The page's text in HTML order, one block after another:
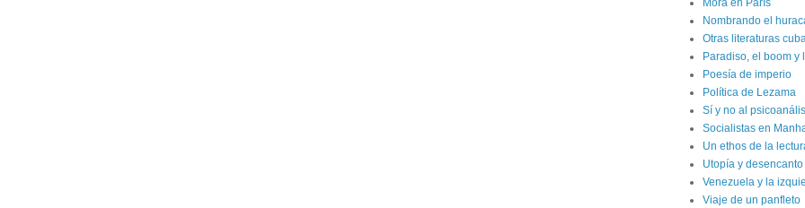
Mora en París
Nombrando el
Otras literaturas
Paradiso, el boom y
Poesía de imperio
Política de Lezama
Sí y no al
Socialistas en
Un ethos de la
Utopía y
Venezuela y la
Viaje de un panfleto